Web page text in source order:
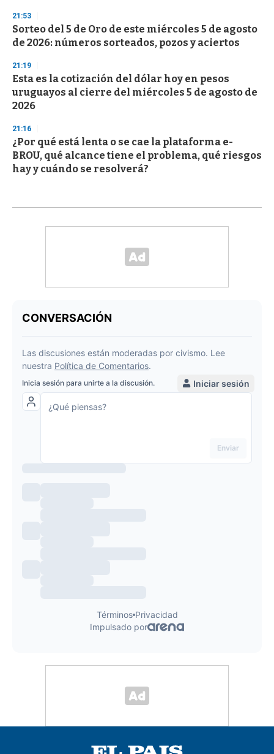
21:53
Sorteo del 5 de Oro de este miércoles 5 de agosto
de 2026: números sorteados, pozos y aciertos
21:19
Esta es la cotización del dólar hoy en pesos
uruguayos al cierre del miércoles 5 de agosto de
2026
21:16
¿Por qué está lenta o se cae la plataforma e-
BROU, qué alcance tiene el problema, qué riesgos
hay y cuándo se resolverá?